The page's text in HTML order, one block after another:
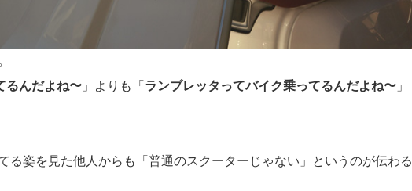
るんだよね〜」よりも「 ランブレッタってバイク乗ってるんだよね〜」
る姿を見た他人からも「普通のスクーターじゃない」というのが伝わる